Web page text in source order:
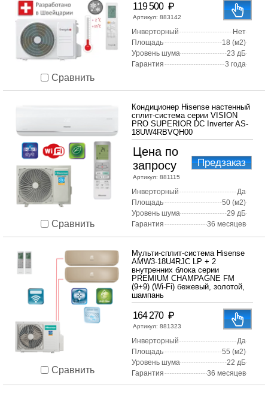
Сравнить
119 500 ₽
Артикул: 883142
Инверторный
Нет
Площадь
18 (м2)
Уровень шума
23 дБ
Гарантия
3 года
Сравнить
Кондиционер Hisense настенный
сплит-система серии VISION
PRO SUPERIOR DC Inverter AS-
18UW4RBVQH00
Цена по
запросу
Артикул: 881115
Предзаказ
Инверторный
Да
Площадь
50 (м2)
Уровень шума
29 дБ
Гарантия
36 месяцев
Сравнить
Мульти-сплит-система Hisense
AMW3-18U4RJC LP + 2
внутренних блока серии
PREMIUM CHAMPAGNE FM
(9+9) (Wi-Fi) бежевый, золотой,
шампань
164 270 ₽
Артикул: 881323
Инверторный
Да
Площадь
55 (м2)
Уровень шума
22 дБ
Гарантия
36 месяцев